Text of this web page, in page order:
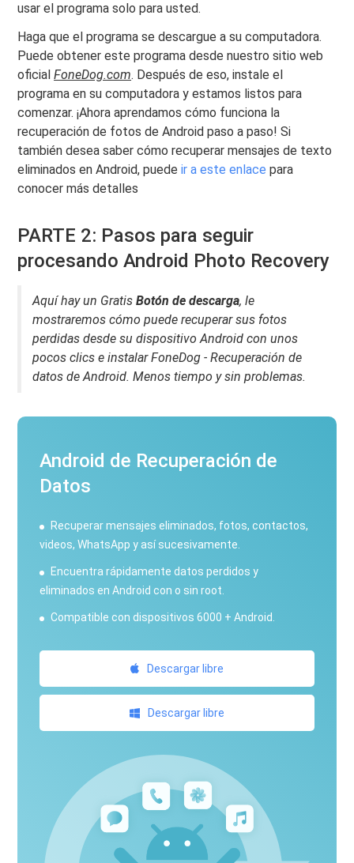
usar el programa solo para usted.
Haga que el programa se descargue a su computadora.
Puede obtener este programa desde nuestro sitio web
oficialFoneDog.com. Después de eso, instale el
programa en su computadora y estamos listos para
comenzar. ¡Ahora aprendamos cómo funciona la
recuperación de fotos de Android paso a paso! Si
también desea saber cómo recuperar mensajes de texto
eliminados en Android, puedeir a este enlace para
conocer más detalles
PARTE 2: Pasos para seguir
procesando Android Photo Recovery
Aquí hay un GratisBotón de descarga, le
mostraremos cómo puede recuperar sus fotos
perdidas desde su dispositivo Android con unos
pocos clics e instalar FoneDog - Recuperación de
datos de Android. Menos tiempo y sin problemas.
Android de Recuperación de
Datos
Recuperar mensajes eliminados, fotos, contactos,
videos, WhatsApp y así sucesivamente.
Encuentra rápidamente datos perdidos y
eliminados en Android con o sin root.
Compatible con dispositivos 6000 + Android.
Descargar libre
Descargar libre